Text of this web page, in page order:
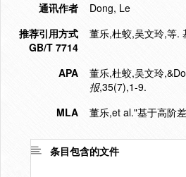
通讯作者
Dong, Le
推荐引用方式
GB/T 7714
董乐,杜蛟,吴文玲,等.
APA
董乐,杜蛟,吴文玲
报,35(7),1-9.
MLA
董乐,et al."基于高阶
条目包含的文件